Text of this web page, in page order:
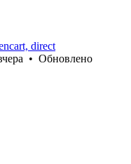
direct
• Обновлено